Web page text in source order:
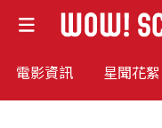
電影資訊 星聞花絮